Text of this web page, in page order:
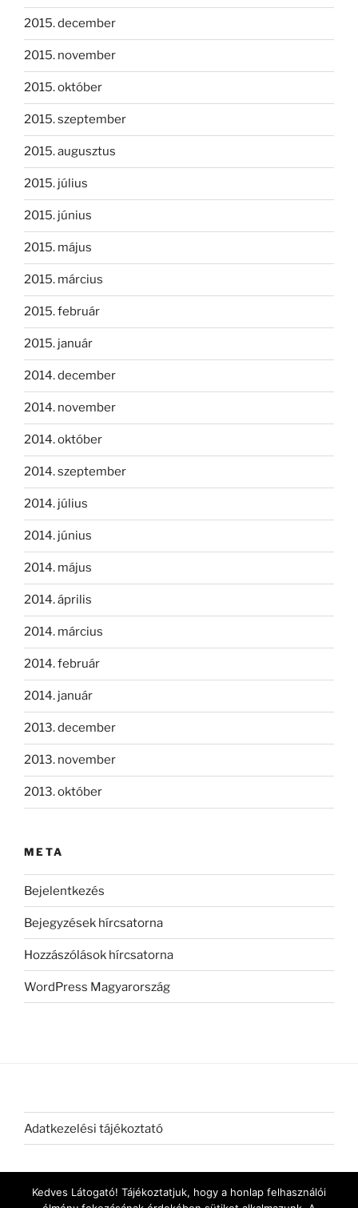
2015. december
2015. november
2015. október
2015. szeptember
2015. augusztus
2015. július
2015. június
2015. május
2015. március
2015. február
2015. január
2014. december
2014. november
2014. október
2014. szeptember
2014. július
2014. június
2014. május
2014. április
2014. március
2014. február
2014. január
2013. december
2013. november
2013. október
META
Bejelentkezés
Bejegyzések hírcsatorna
Hozzászólások hírcsatorna
WordPress Magyarország
Adatkezelési tájékoztató
Kedves Látogató! Tájékoztatjuk, hogy a honlap felhasználói